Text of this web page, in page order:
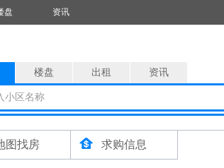
盘 资讯
楼盘 出租 资讯
小区名称
图找房 求购信息